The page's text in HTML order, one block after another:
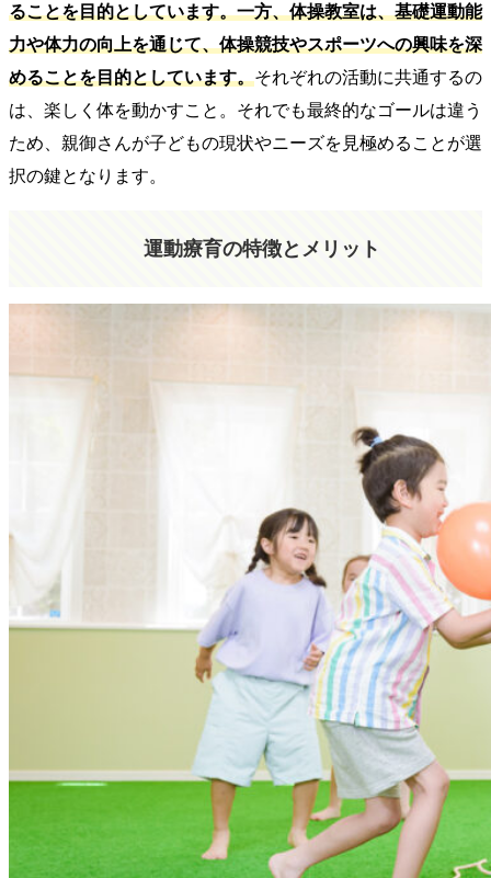
ることを目的としています。一方、体操教室は、基礎運動能
力や体力の向上を通じて、体操競技やスポーツへの興味を深
めることを目的としています。それぞれの活動に共通するの
は、楽しく体を動かすこと。それでも最終的なゴールは違う
ため、親御さんが子どもの現状やニーズを見極めることが選
択の鍵となります。
運動療育の特徴とメリット